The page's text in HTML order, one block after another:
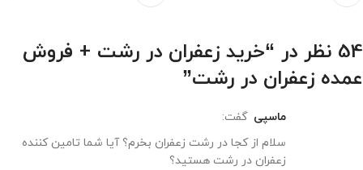
54 نظر در “
خرید زعفران در رشت + فروش
عمده زعفران در رشت”
ماسپی گفت:
سلام از کجا در رشت زعفران بخرم؟ آیا شما تامین کننده
زعفران در رشت هستید؟